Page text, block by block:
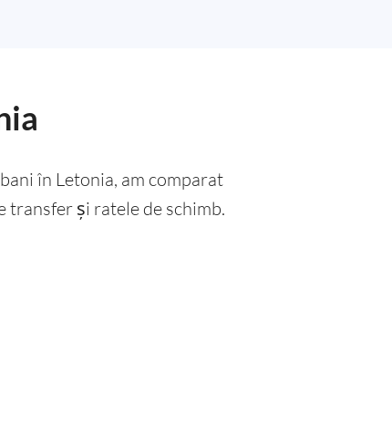
în Letonia, am comparat
transfer și ratele de schimb.